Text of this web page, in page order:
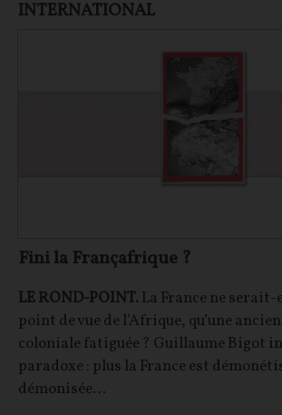
INTERNATIONAL
Fini la Françafrique ?
LE ROND-POINT.La France ne serait-
point de vue de l’Afrique, qu’une
coloniale fatiguée ? Guillaume Bigot
paradoxe : plus la France est
démonisée…